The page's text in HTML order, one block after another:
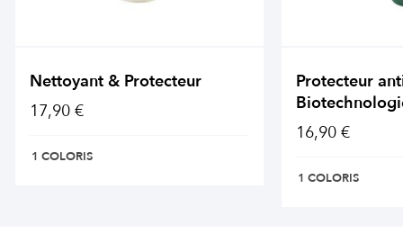
Nettoyant & Protecteur
17,90 €
1 COLORIS
Protecteur
16,90 €
1 COLORIS